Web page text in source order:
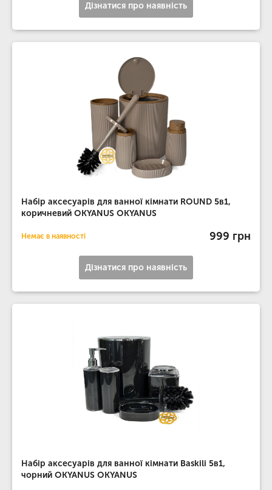
Дізнатися про наявність
Набір аксесуарів для ванної кімнати ROUND 5в1,
коричневий OKYANUS OKYANUS
Немає в наявності 999 грн
Дізнатися про наявність
Набір аксесуарів для ванної кімнати Baskili 5в1,
чорний OKYANUS OKYANUS